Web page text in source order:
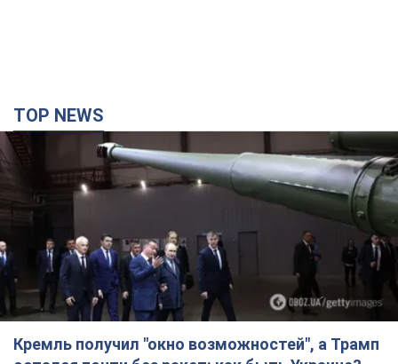
Кремль получил "окно возможностей", а Трамп
остался почти без ракет: как быть Украине?
Интервью с Мельником
Мнение о том, что у России закончатся баллистические
ракеты, крайне опасно, подчеркнул эксперт
6 часов назад 31,3 т.
Украина заключила соглашения о ежемесячной
поставке ракет для системы Patriot из США: